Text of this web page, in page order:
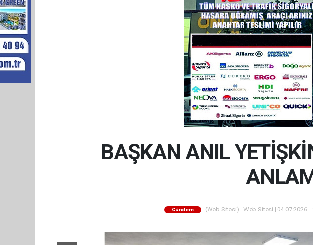
BAŞKAN ANIL
Gündem (Web Sitesi) - Web Sitesi | 04.07.2026 -